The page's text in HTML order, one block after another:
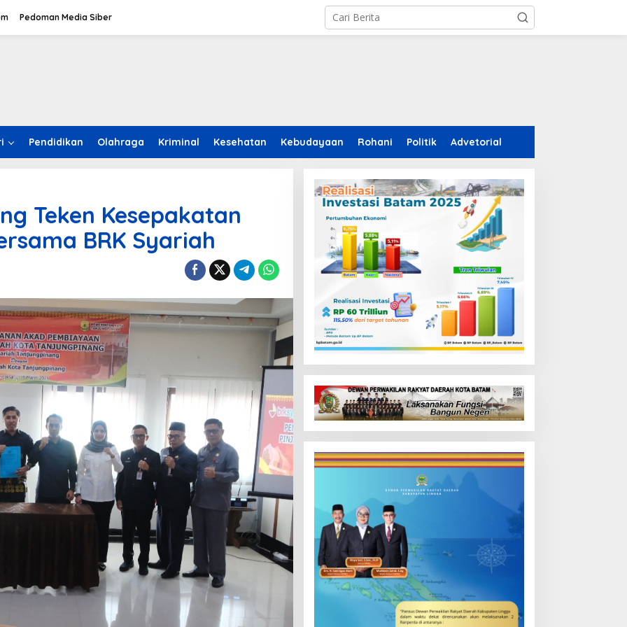
Pedoman Media Siber
Pendidikan Olahraga Kriminal Kesehatan Kebudayaan Rohani Politik Advetorial
Teken Kesepakatan
BRK Syariah